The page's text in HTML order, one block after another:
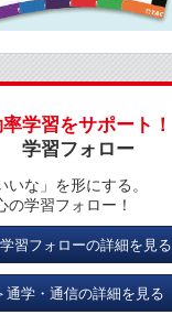
学習をサポート！
学習フォロー
な」を形にする。
の学習フォロー！
学習フォローの詳細を見る
通学・通信の詳細を見る